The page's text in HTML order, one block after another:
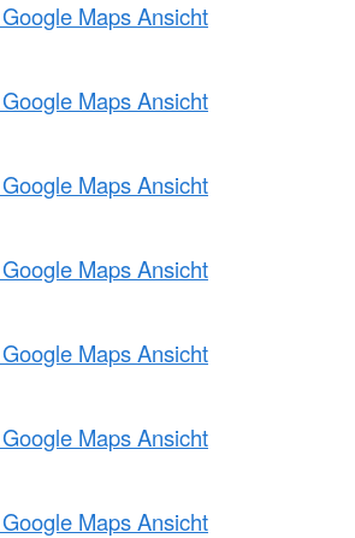
Maps Ansicht
Maps Ansicht
Maps Ansicht
Maps Ansicht
Maps Ansicht
Maps Ansicht
Maps Ansicht